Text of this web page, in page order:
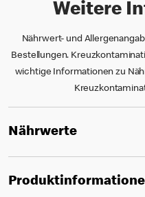
Weitere
Nährwert- und
Bestellungen.
wichtige Informationen zu
Nährwerte